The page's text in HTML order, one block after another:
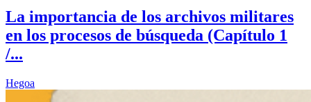
La importancia de los archivos militares
en los procesos de búsqueda (Capítulo 1
/...
Hegoa